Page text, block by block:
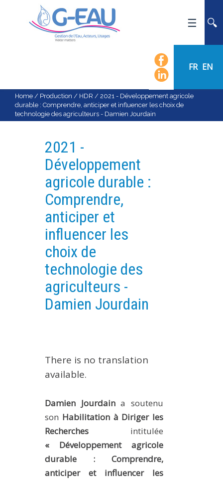
FR EN
NEWS
EVENTS
CALENDAR OF EVENTS
FLOW CHART
RESEARCH
EXPERIMENTAL PLATFORMS
GEOGRAPHIC LOCATIONS
CURRENT PROJECTS
COMPLETED PROJECTS
UMR NETWORKS
ENGINEERING
EDUCATION AND TRAINING
THESES IN PROGRESS
PRODUCTION
METHODS AND TOOLS
SOFTWARE
Home / Production / HDR / 2021 - Développement agricole
durable : Comprendre, anticiper et influencer les choix de
technologie des agriculteurs - Damien Jourdain
2021 -
Développement
agricole durable :
Comprendre,
anticiper et
influencer les
choix de
technologie des
agriculteurs -
Damien Jourdain
There is no translation
available.
Damien Jourdaina soutenu
son Habilitation à Diriger les
Recherches intitulée
« Développement agricole
durable : Comprendre,
anticiper et influencer les